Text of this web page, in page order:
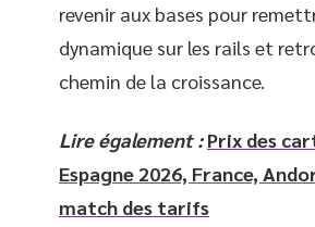
revenir aux bases pour
dynamique sur les rails et
chemin de la croissance.
Lire également : Prix des
Espagne 2026, France,
match des tarifs